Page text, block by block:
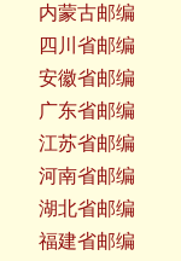
内蒙古邮编
四川省邮编
安徽省邮编
广东省邮编
江苏省邮编
河南省邮编
湖北省邮编
福建省邮编